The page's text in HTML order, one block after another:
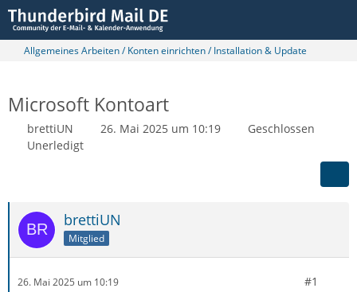
Allgemeines Arbeiten / Konten einrichten / Installation & Update
Microsoft Kontoart
brettiUN 26. Mai 2025 um 10:19
Geschlossen
Unerledigt
brettiUN
Mitglied
26. Mai 2025 um 10:19 #1